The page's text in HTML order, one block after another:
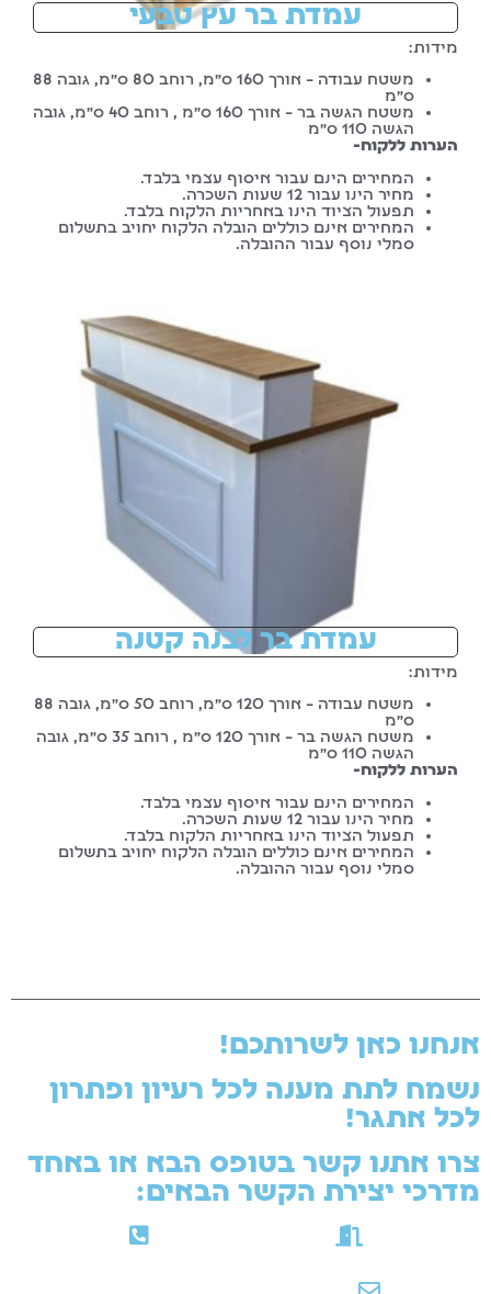
עמדת בר עץ טבעי
מידות:
משטח עבודה – אורך 160 ס”מ, רוחב 80 ס”מ, גובה 88
ס”מ
משטח הגשה בר – אורך 160 ס”מ , רוחב 40 ס”מ, גובה
הגשה 110 ס”מ
הערות ללקוח-
המחירים הינם עבור איסוף עצמי בלבד.
מחיר הינו עבור 12 שעות השכרה.
תפעול הציוד הינו באחריות הלקוח בלבד.
המחירים אינם כוללים הובלה הלקוח יחויב בתשלום
סמלי נוסף עבור ההובלה.
עמדת בר לבנה קטנה
מידות:
משטח עבודה – אורך 120 ס”מ, רוחב 50 ס”מ, גובה 88
ס”מ
משטח הגשה בר – אורך 120 ס”מ , רוחב 35 ס”מ, גובה
הגשה 110 ס”מ
הערות ללקוח-
המחירים הינם עבור איסוף עצמי בלבד.
מחיר הינו עבור 12 שעות השכרה.
תפעול הציוד הינו באחריות הלקוח בלבד.
המחירים אינם כוללים הובלה הלקוח יחויב בתשלום
סמלי נוסף עבור ההובלה.
אנחנו כאן לשרותכם!
נשמח לתת מענה לכל רעיון ופתרון
לכל אתגר!
צרו אתנו קשר בטופס הבא או באחד
מדרכי יצירת הקשר הבאים:​